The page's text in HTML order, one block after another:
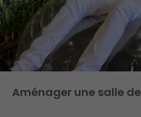
Aménager une salle